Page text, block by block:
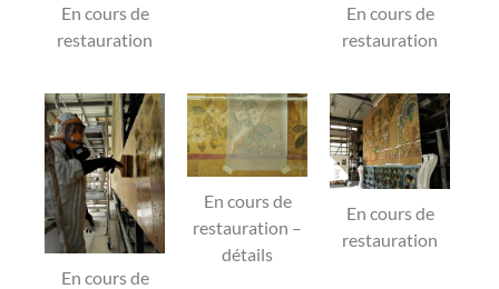
En cours de
restauration
En cours de
restauration
En cours de
En cours de
restauration –
détails
En cours de
restauration